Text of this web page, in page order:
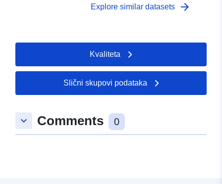
Explore similar datasets arrow_forward
Kvaliteta
Slični skupovi podataka
keyboard_arrow_down Comments 0